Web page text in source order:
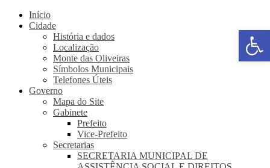
Início
Cidade
História e dados
Localização
Monte das Oliveiras
Símbolos Municipais
Telefones Úteis
Governo
Mapa do Site
Gabinete
Prefeito
Vice-Prefeito
Secretarias
SECRETARIA MUNICIPAL DE
Abrir a